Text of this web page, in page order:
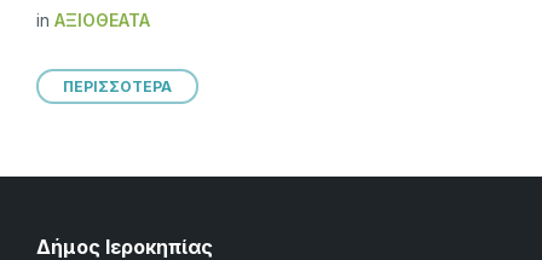
in ΑΞΙΟΘΈΑΤΑ
ΠΕΡΙΣΣΟΤΕΡΑ
Δήμος Ιεροκηπίας